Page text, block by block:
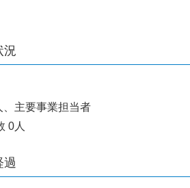
況
、主要事業担当者
0人
過